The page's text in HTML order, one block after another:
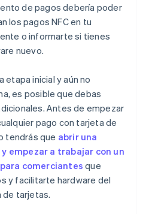
de pagos debería poder
los pagos NFC en tu
o informarte si tienes
nuevo.
etapa inicial y aún no
es posible que debas
Antes de empezar
pago con tarjeta de
tendrás que abrir una
empezar a trabajar con un
comerciantes que
y facilitarte hardware del
de tarjetas.